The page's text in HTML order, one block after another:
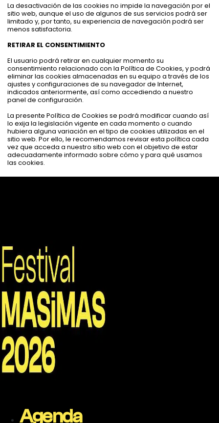
La desactivación de las cookies no impide la navegación por el
sitio web, aunque el uso de algunos de sus servicios podrá ser
limitado y, por tanto, su experiencia de navegación podrá ser
menos satisfactoria.
RETIRAR EL CONSENTIMIENTO
El usuario podrá retirar en cualquier momento su
consentimiento relacionado con la Política de Cookies, y podrá
eliminar las cookies almacenadas en su equipo a través de los
ajustes y configuraciones de su navegador de Internet,
indicados anteriormente, así como accediendo a nuestro
panel de configuración.
La presente Política de Cookies se podrá modificar cuando así
lo exija la legislación vigente en cada momento o cuando
hubiera alguna variación en el tipo de cookies utilizadas en el
sitio web. Por ello, le recomendamos revisar esta política cada
vez que acceda a nuestro sitio web con el objetivo de estar
adecuadamente informado sobre cómo y para qué usamos
las cookies.
Agenda